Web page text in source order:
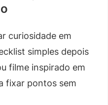
curiosidade em
simples depois
filme inspirado em
fixar pontos sem